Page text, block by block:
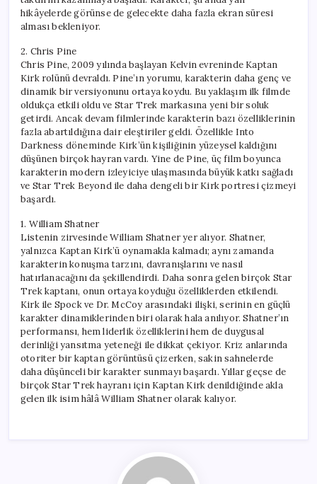
hikâyelerde görünse de gelecekte daha fazla ekran süresi
alması bekleniyor.
2. Chris Pine
Chris Pine, 2009 yılında başlayan Kelvin evreninde Kaptan
Kirk rolünü devraldı. Pine’ın yorumu, karakterin daha genç ve
dinamik bir versiyonunu ortaya koydu. Bu yaklaşım ilk filmde
oldukça etkili oldu ve Star Trek markasına yeni bir soluk
getirdi. Ancak devam filmlerinde karakterin bazı özelliklerinin
fazla abartıldığına dair eleştiriler geldi. Özellikle Into
Darkness döneminde Kirk’ün kişiliğinin yüzeysel kaldığını
düşünen birçok hayran vardı. Yine de Pine, üç film boyunca
karakterin modern izleyiciye ulaşmasında büyük katkı sağladı
ve Star Trek Beyond ile daha dengeli bir Kirk portresi çizmeyi
başardı.
1. William Shatner
Listenin zirvesinde William Shatner yer alıyor. Shatner,
yalnızca Kaptan Kirk’ü oynamakla kalmadı; aynı zamanda
karakterin konuşma tarzını, davranışlarını ve nasıl
hatırlanacağını da şekillendirdi. Daha sonra gelen birçok Star
Trek kaptanı, onun ortaya koyduğu özelliklerden etkilendi.
Kirk ile Spock ve Dr. McCoy arasındaki ilişki, serinin en güçlü
karakter dinamiklerinden biri olarak hala anılıyor. Shatner’ın
performansı, hem liderlik özelliklerini hem de duygusal
derinliği yansıtma yeteneği ile dikkat çekiyor. Kriz anlarında
otoriter bir kaptan görüntüsü çizerken, sakin sahnelerde
daha düşünceli bir karakter sunmayı başardı. Yıllar geçse de
birçok Star Trek hayranı için Kaptan Kirk denildiğinde akla
gelen ilk isim hâlâ William Shatner olarak kalıyor.